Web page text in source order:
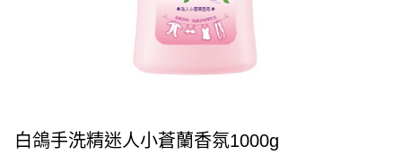
白鴿手洗精迷人小蒼蘭香氛1000g